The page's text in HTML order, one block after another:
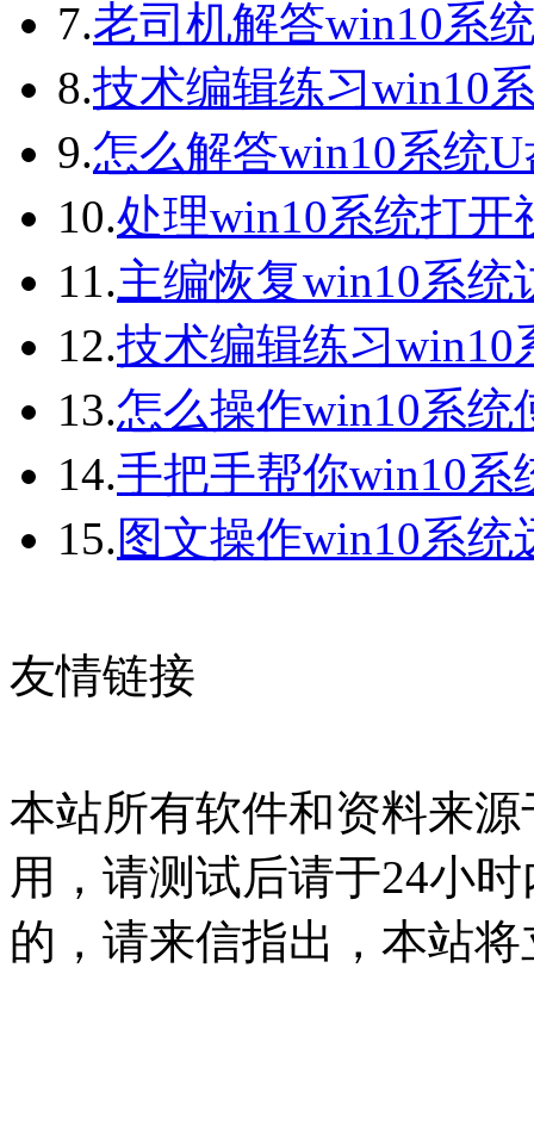
7.老司机解答win10系
8.技术编辑练习win10
9.怎么解答win10系统
10.处理win10系统打
11.主编恢复win10系
12.技术编辑练习
13.怎么操作win10系
14.手把手帮你win10
15.图文操作win10系
友情链接
本站所有软件和资料来
用，请测试后请于24小
的，请来信指出，本站